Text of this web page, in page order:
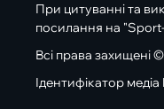
При цитуванні та
посилання на
Всі права
Ідентифікатор